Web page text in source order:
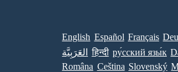
English Español Français
العَرَبِيَّة
हिन्दी ру́сский язы́к
Româna Ceština Slovenský